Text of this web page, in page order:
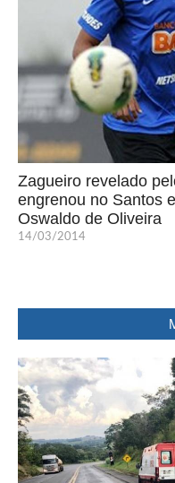
Zagueiro revelado
engrenou no Santos
Oswaldo de Oliveira
14/03/2014